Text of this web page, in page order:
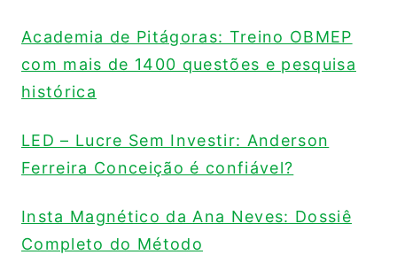
Academia de Pitágoras: Treino OBMEP
com mais de 1400 questões e pesquisa
histórica
LED – Lucre Sem Investir: Anderson
Ferreira Conceição é confiável?
Insta Magnético da Ana Neves: Dossiê
Completo do Método